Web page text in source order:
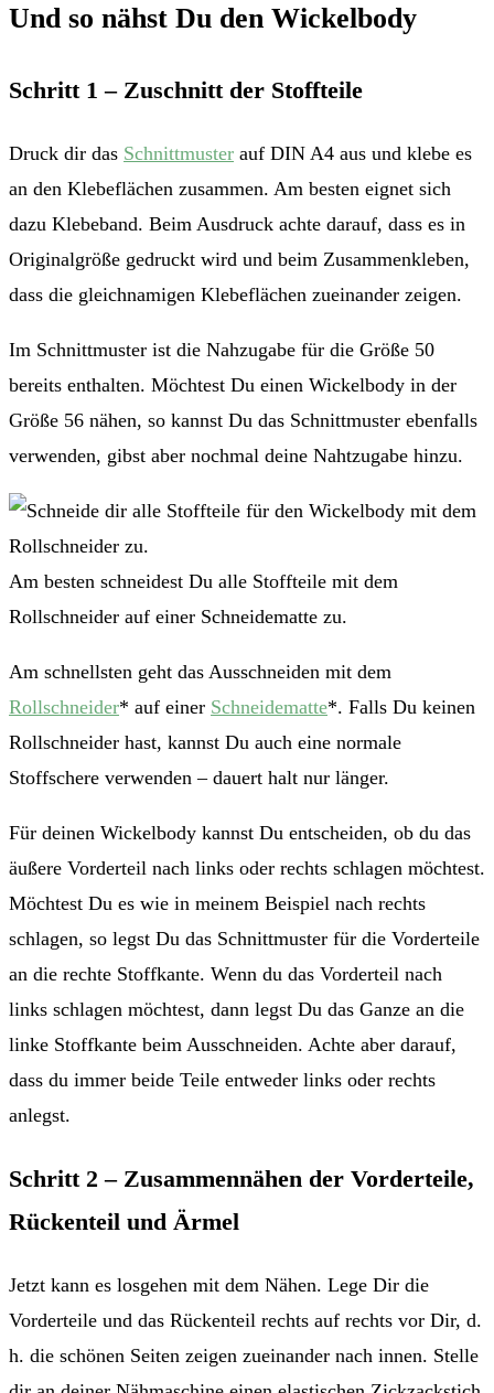
Und so nähst Du den Wickelbody
Schritt 1 – Zuschnitt der Stoffteile
Druck dir das Schnittmuster auf DIN A4 aus und klebe es
an den Klebeflächen zusammen. Am besten eignet sich
dazu Klebeband. Beim Ausdruck achte darauf, dass es in
Originalgröße gedruckt wird und beim Zusammenkleben,
dass die gleichnamigen Klebeflächen zueinander zeigen.
Im Schnittmuster ist die Nahzugabe für die Größe 50
bereits enthalten. Möchtest Du einen Wickelbody in der
Größe 56 nähen, so kannst Du das Schnittmuster ebenfalls
verwenden, gibst aber nochmal deine Nahtzugabe hinzu.
Am besten schneidest Du alle Stoffteile mit dem
Rollschneider auf einer Schneidematte zu.
Am schnellsten geht das Ausschneiden mit dem
Rollschneider* auf einer Schneidematte*. Falls Du keinen
Rollschneider hast, kannst Du auch eine normale
Stoffschere verwenden – dauert halt nur länger.
Für deinen Wickelbody kannst Du entscheiden, ob du das
äußere Vorderteil nach links oder rechts schlagen möchtest.
Möchtest Du es wie in meinem Beispiel nach rechts
schlagen, so legst Du das Schnittmuster für die Vorderteile
an die rechte Stoffkante. Wenn du das Vorderteil nach
links schlagen möchtest, dann legst Du das Ganze an die
linke Stoffkante beim Ausschneiden. Achte aber darauf,
dass du immer beide Teile entweder links oder rechts
anlegst.
Schritt 2 – Zusammennähen der Vorderteile,
Rückenteil und Ärmel
Jetzt kann es losgehen mit dem Nähen. Lege Dir die
Vorderteile und das Rückenteil rechts auf rechts vor Dir, d.
h. die schönen Seiten zeigen zueinander nach innen. Stelle